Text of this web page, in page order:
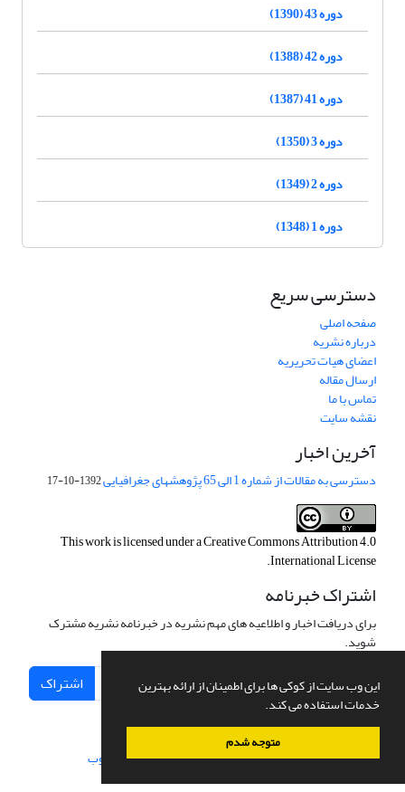
این وب سایت از کوکی ها برای اطمینان از ارائه بهترین
خدمات استفاده می کند.
متوجه شدم
دوره 43 (1390)
دوره 42 (1388)
دوره 41 (1387)
دوره 3 (1350)
دوره 2 (1349)
دوره 1 (1348)
دسترسی سریع
صفحه اصلی
درباره نشریه
اعضای هیات تحریریه
ارسال مقاله
تماس با ما
نقشه سایت
آخرین اخبار
دسترسی به مقالات از شماره 1 الی 65 پژوهشهای جغرافیایی 1392-10-17
This work is licensed under aCreative Commons Attribution 4.0
International License
.
اشتراک خبرنامه
برای دریافت اخبار و اطلاعیه های مهم نشریه در خبرنامه نشریه مشترک
شوید.
اشتراک
سامانه مدیریت نشریات علمی.طراحی و پیاده سازی از سیناوب